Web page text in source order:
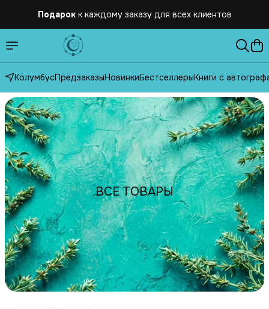
Подарок к каждому заказу для всех клиентов
Бесплатная доставка по России от 2500 рублей
КолумбусПредзаказыНовинкиБестселлерыКниги с
ВСЕ ТОВАРЫ